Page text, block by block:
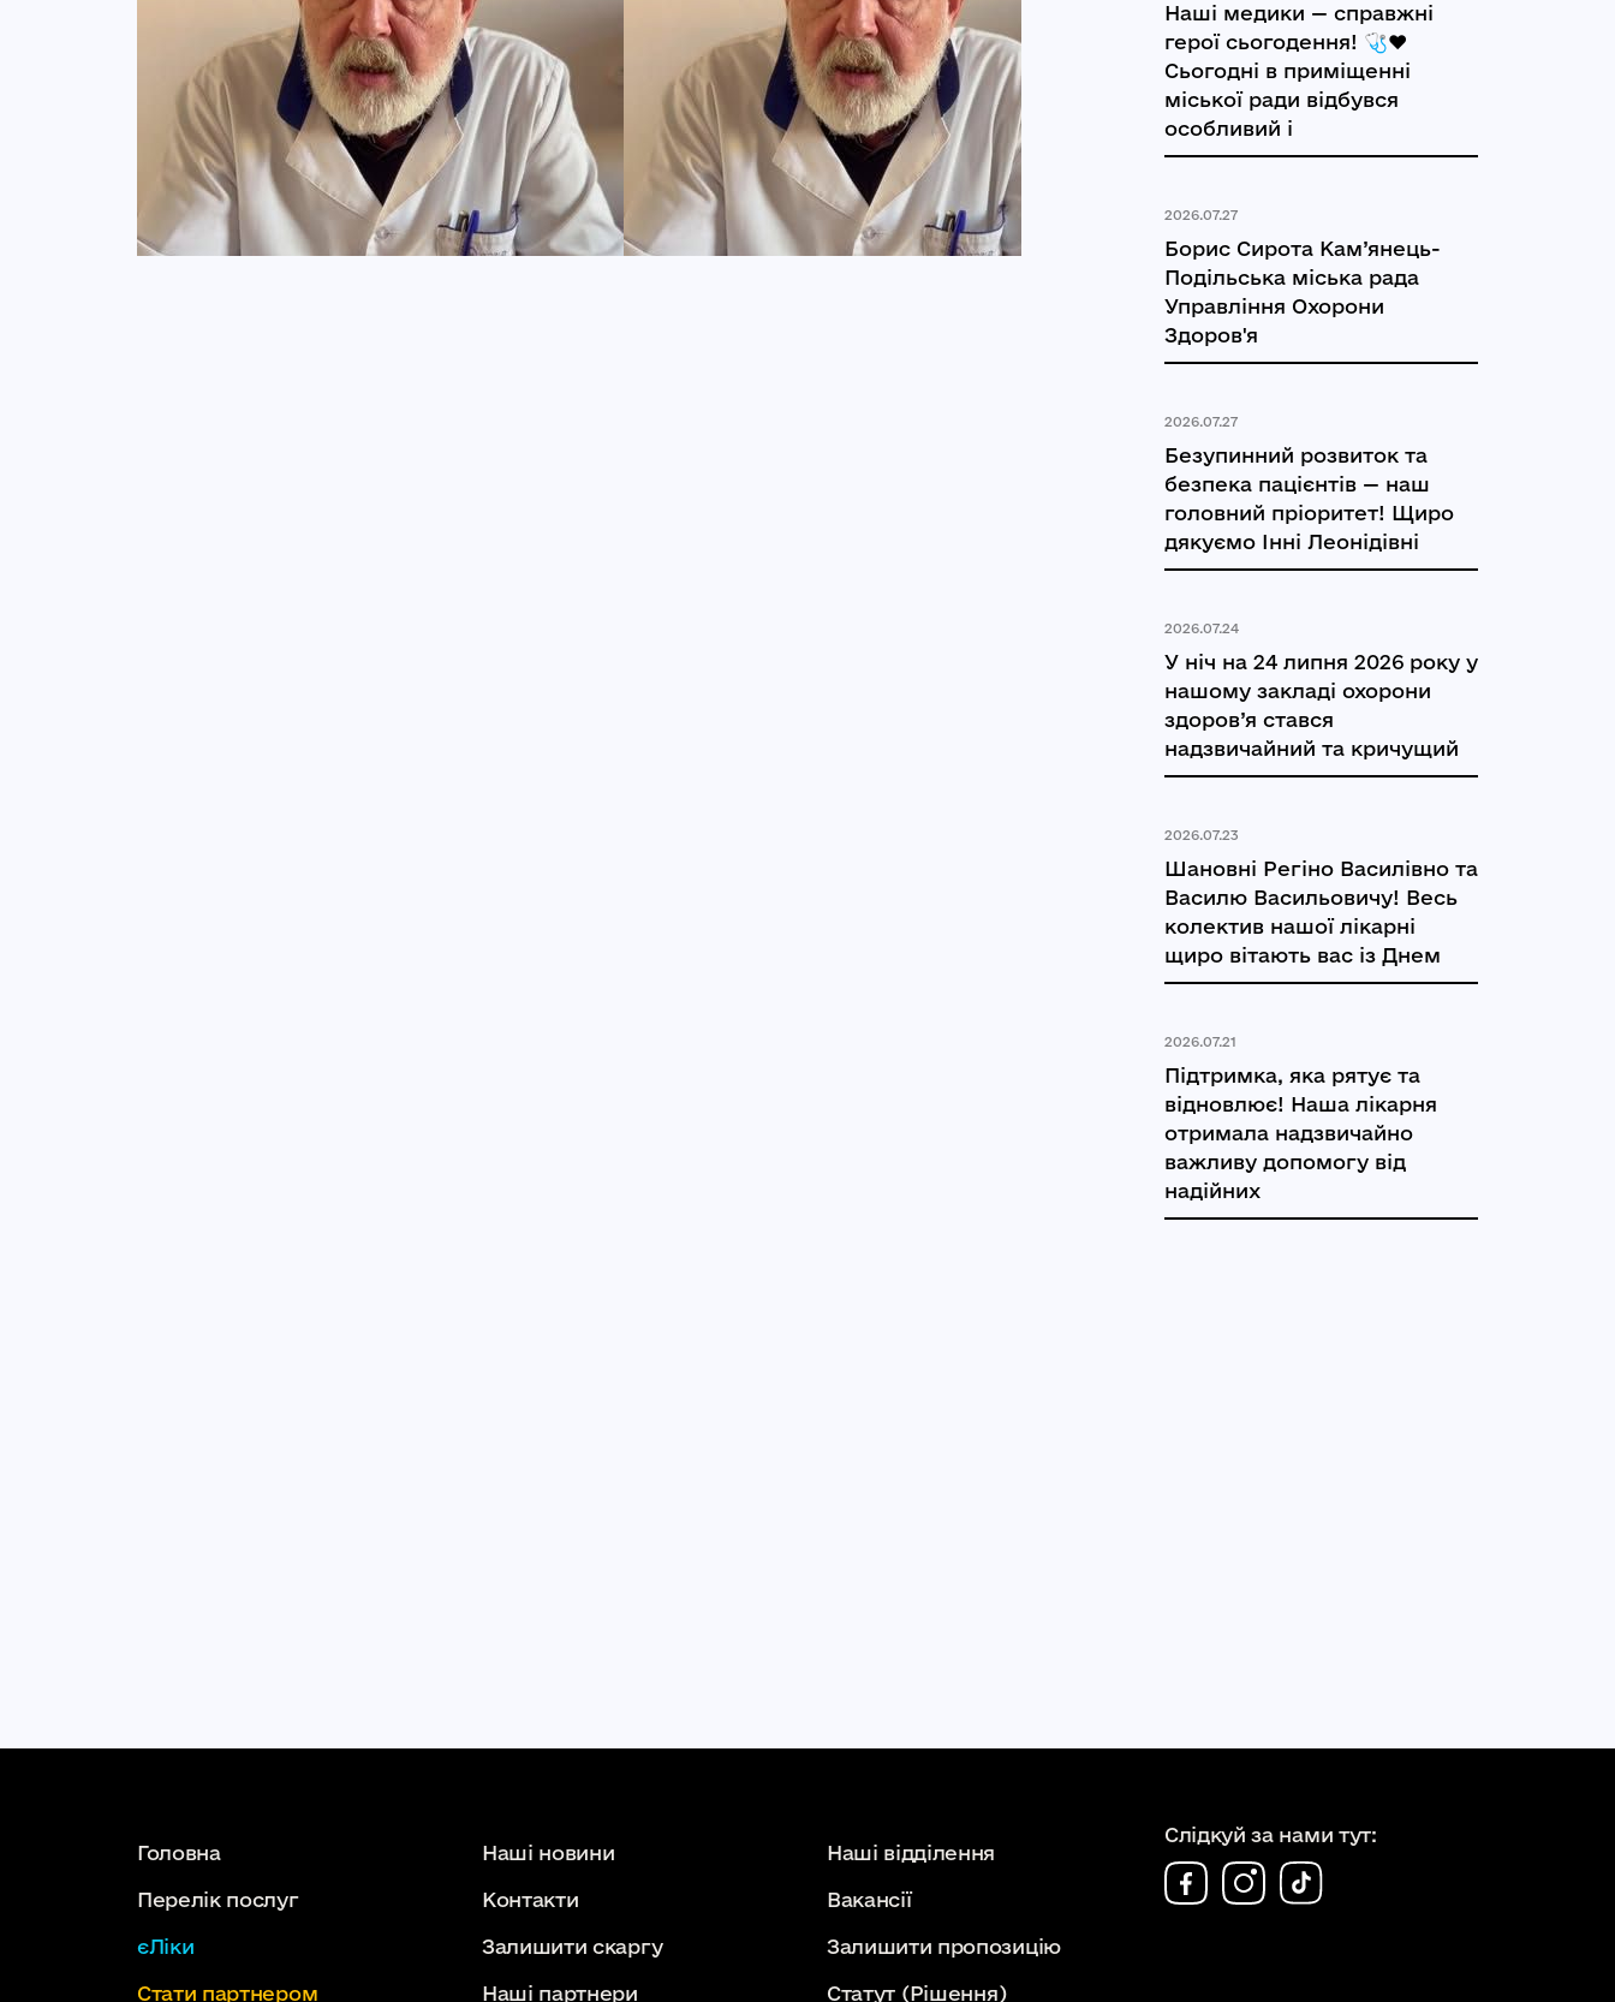
Наші медики — справжні
герої сьогодення! 🩺❤️
Сьогодні в приміщенні
міської ради відбувся
особливий і
2026.07.27
Борис Сирота Кам’янець-
Подільська міська рада
Управління Охорони
Здоров'я
2026.07.27
Безупинний розвиток та
безпека пацієнтів — наш
головний пріоритет! Щиро
дякуємо Інні Леонідівні
2026.07.24
У ніч на 24 липня 2026 року у
нашому закладі охорони
здоров’я стався
надзвичайний та кричущий
2026.07.23
Шановні Регіно Василівно та
Василю Васильовичу! Весь
колектив нашої лікарні
щиро вітають вас із Днем
2026.07.21
Підтримка, яка рятує та
відновлює! Наша лікарня
отримала надзвичайно
важливу допомогу від
надійних
Головна Наші новини Наші відділення
Перелік послуг Контакти Вакансії
єЛіки Залишити скаргу Залишити пропозицію
Стати партнером Наші партнери Статут (Рішення)
Слідкуй за нами тут: